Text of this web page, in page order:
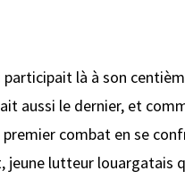
participait là à son
aussi le dernier, et
premier combat en se
jeune lutteur louargatais